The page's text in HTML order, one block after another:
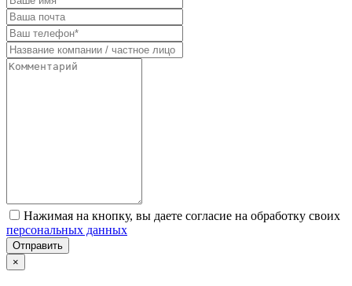
Нажимая на кнопку, вы даете согласие на обработку своих
персональных данных
Отправить
×